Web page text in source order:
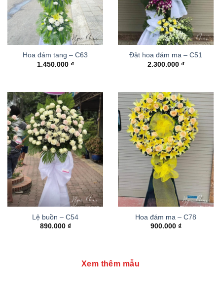
Hoa đám tang – C63
1.450.000 ₫
Đặt hoa đám ma – C51
2.300.000 ₫
Lệ buồn – C54
890.000 ₫
Hoa đám ma – C78
900.000 ₫
Xem thêm mẫu